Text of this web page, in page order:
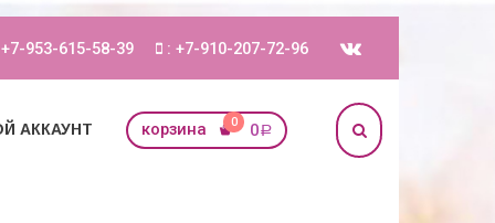
953-615-58-39 : +7-910-207-72-96
АККАУНТ корзина 0 0Р